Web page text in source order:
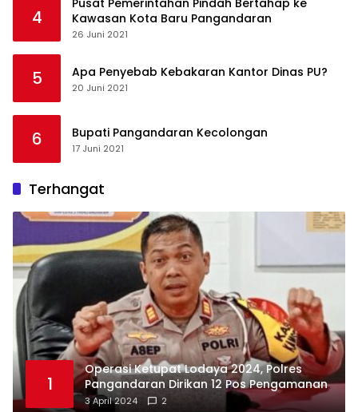
4
Pusat Pemerintahan Pindah Bertahap ke
Kawasan Kota Baru Pangandaran
26 Juni 2021
5 Apa Penyebab Kebakaran Kantor Dinas PU?
20 Juni 2021
6 Bupati Pangandaran Kecolongan
17 Juni 2021
Terhangat
1
Operasi Ketupat Lodaya 2024, Polres
Pangandaran Dirikan 12 Pos Pengamanan
3 April 2024 2